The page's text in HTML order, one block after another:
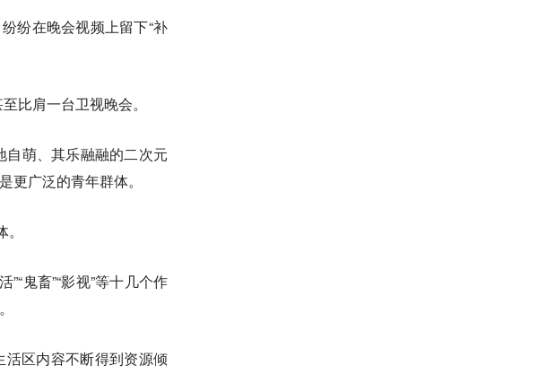
纷在晚会视频上留下“补
比肩一台卫视晚会。
萌、其乐融融的二次元
广泛的青年群体。
”“鬼畜”“影视”等十几个作
活区内容不断得到资源倾